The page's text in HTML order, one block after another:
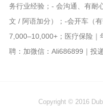
务行业经验；- 会沟通、有耐
文 / 阿语加分）；-会开车（
7,000–10,000+；医疗保险｜
聘：加微信：Ali686899｜投
Copyright © 2016